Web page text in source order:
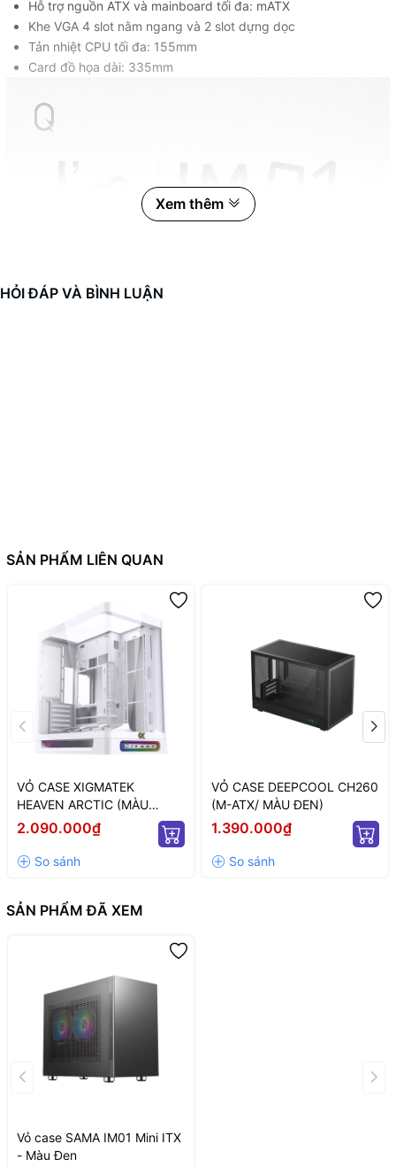
Hỗ trợ nguồn ATX và mainboard tối đa: mATX
Khe VGA 4 slot nằm ngang và 2 slot dựng dọc
Tản nhiệt CPU tối đa: 155mm
Card đồ họa dài: 335mm
Xem thêm
HỎI ĐÁP VÀ BÌNH LUẬN
SẢN PHẨM LIÊN QUAN
VỎ CASE XIGMATEK
HEAVEN ARCTIC (MÀU
TRẮNG/ ATX)
2.090.000₫
VỎ CASE DEEPCOOL CH260
(M-ATX/ MÀU ĐEN)
1.390.000₫
SẢN PHẨM ĐÃ XEM
Vỏ case SAMA IM01 Mini ITX
- Màu Đen